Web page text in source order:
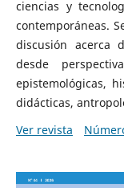
ciencias y
contemporáneas.
discusión acerca
desde
epistemológicas,
didácticas,
Ver revista